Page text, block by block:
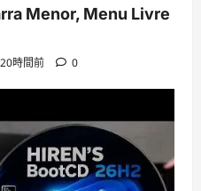
Menor, Menu Livre
20時間前 0